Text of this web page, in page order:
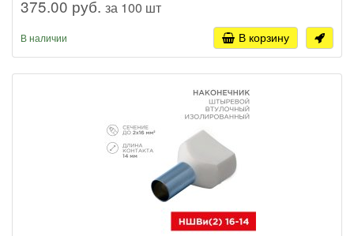
375.00 руб. за 100 шт
В наличии В корзину